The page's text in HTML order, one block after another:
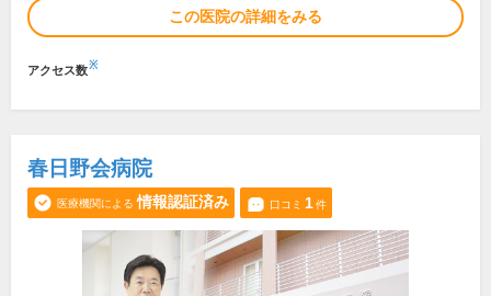
この医院の詳細をみる
アクセス数※
春日野会病院
医療機関による 情報認証済み 口コミ 1件